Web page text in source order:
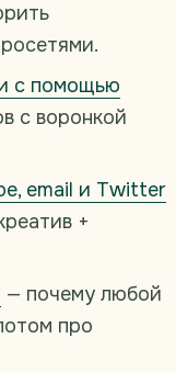
с помощью
с воронкой
email и Twitter
+
— почему любой
про